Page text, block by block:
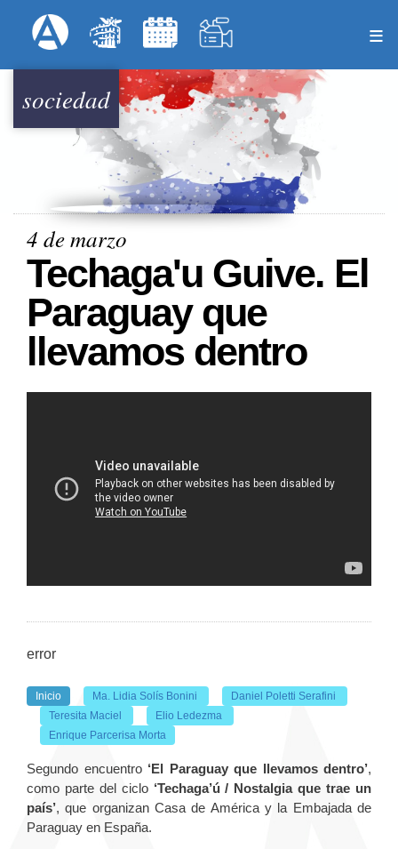
al
principal
Menú Superior
sociedad
4 de marzo
Techaga'u Guive. El
Paraguay que
llevamos dentro
error
Inicio Ma. Lidia Solís Bonini
Daniel Poletti Serafini
Teresita Maciel
Elio Ledezma
Enrique Parcerisa Morta
Segundo encuentro ‘El Paraguay que llevamos dentro’,
como parte del ciclo ‘Techaga’ú / Nostalgia que trae un
país’, que organizan Casa de América y la Embajada de
Paraguay en España.